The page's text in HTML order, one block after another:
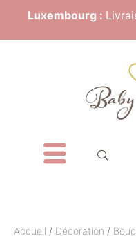
Luxembourg :
Accueil / Décoration /